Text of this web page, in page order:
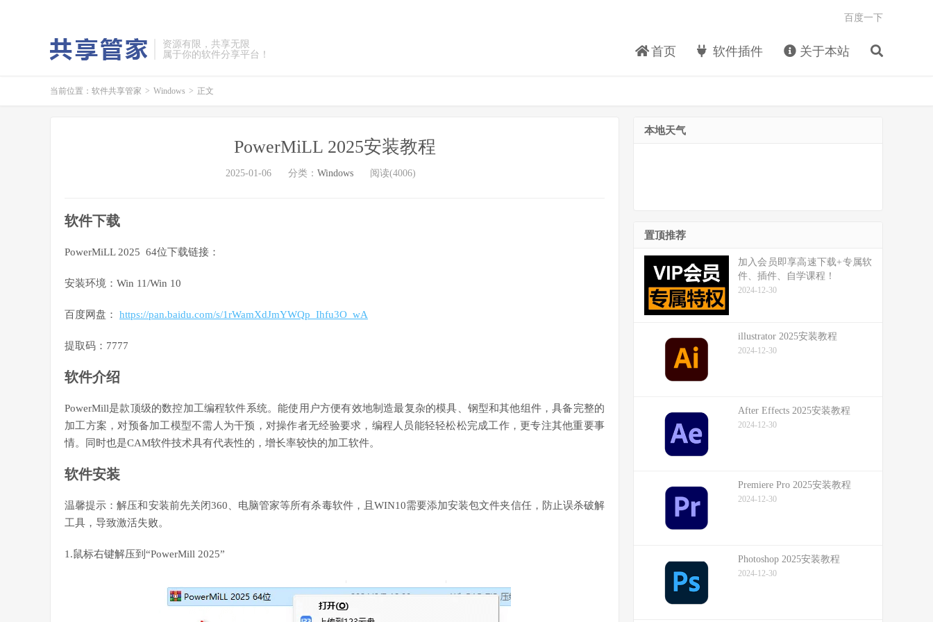
资源有限，共享无限
属于你的软件分享平台！
首页 软件插件 关于本站
百度一下
当前位置： 软件共享管家 > Windows > 正文
PowerMiLL 2025安装教程
2025-01-06 分类： Windows 阅读(4006)
软件下载
PowerMiLL 2025 64位下载链接：
安装环境：Win 11/Win 10
百度网盘： https://pan.baidu.com/s/1rWamXdJmYWQp_Ihfu3O_wA
提取码：7777
软件介绍
PowerMill是款顶级的数控加工编程软件系统。能使用户方便有效地制造最复杂的模具、钢型和其他组件，具备完整的
加工方案，对预备加工模型不需人为干预，对操作者无经验要求，编程人员能轻轻松松完成工作，更专注其他重要事
情。同时也是CAM软件技术具有代表性的，增长率较快的加工软件。
软件安装
温馨提示：解压和安装前先关闭360、电脑管家等所有杀毒软件，且WIN10需要添加安装包文件夹信任，防止误杀破解
工具，导致激活失败。
1.鼠标右键解压到“PowerMill 2025”
本地天气
置顶推荐
加入会员即享高速下载+专属软
件、插件、自学课程！
2024-12-30
illustrator 2025安装教程
2024-12-30
After Effects 2025安装教程
2024-12-30
Premiere Pro 2025安装教程
2024-12-30
Photoshop 2025安装教程
2024-12-30